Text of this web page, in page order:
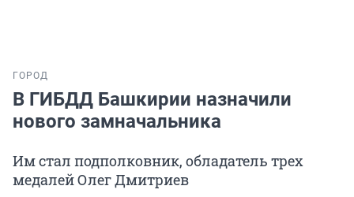
ГОРОД
В ГИБДД Башкирии назначили
нового замначальника
Им стал подполковник, обладатель трех
медалей Олег Дмитриев